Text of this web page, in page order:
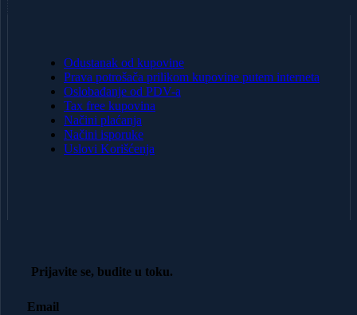
Odustanak od kupovine
Prava potrošača prilikom kupovine putem interneta
Oslobađanje od PDV-a
Tax free kupovina
Načini plaćanja
Načini isporuke
Uslovi Korišćenja
Prijavite se, budite u toku.
Email